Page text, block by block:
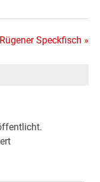
Rügener Speckfisch »